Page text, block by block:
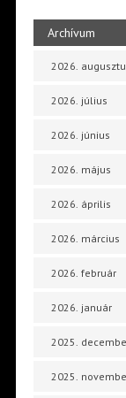
Archívum
2026.
2026. július
2026. június
2026. május
2026. április
2026. március
2026. február
2026. január
2025.
2025.